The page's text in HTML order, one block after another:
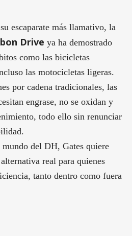
escaparate más llamativo, la
Drive ya ha demostrado
como las bicicletas
las motocicletas ligeras.
por cadena tradicionales, las
engrase, no se oxidan y
todo ello sin renunciar
del DH, Gates quiere
real para quienes
tanto dentro como fuera